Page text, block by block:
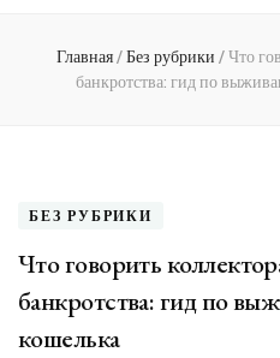
Главная/Без рубрики /Что
банкротства: гид по
БЕЗ РУБРИКИ
Что говорить
банкротства: гид по
кошелька